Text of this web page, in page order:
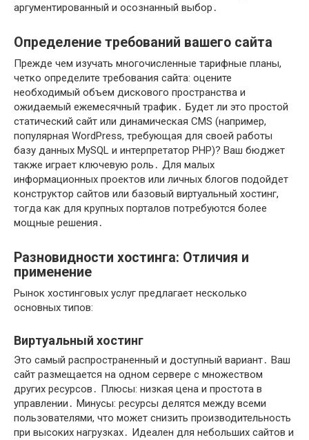
аргументированный и осознанный выбор․
Определение требований вашего сайта
Прежде чем изучать многочисленные тарифные планы,
четко определите требования сайта: оцените
необходимый объем дискового пространства и
ожидаемый ежемесячный трафик․ Будет ли это простой
статический сайт или динамическая CMS (например,
популярная WordPress, требующая для своей работы
базу данных MySQL и интерпретатор PHP)? Ваш бюджет
также играет ключевую роль․ Для малых
информационных проектов или личных блогов подойдет
конструктор сайтов или базовый виртуальный хостинг,
тогда как для крупных порталов потребуются более
мощные решения․
Разновидности хостинга: Отличия и
применение
Рынок хостинговых услуг предлагает несколько
основных типов:
Виртуальный хостинг
Это самый распространенный и доступный вариант․ Ваш
сайт размещается на одном сервере с множеством
других ресурсов․ Плюсы: низкая цена и простота в
управлении․ Минусы: ресурсы делятся между всеми
пользователями, что может снизить производительность
при высоких нагрузках․ Идеален для небольших сайтов и